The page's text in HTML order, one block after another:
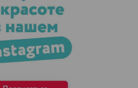
РЕКЛАМА НА САЙТЕ